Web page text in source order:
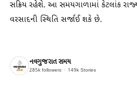
સક્રિય રહેશે. આ સમયગાળામાં કેટલાંક
વરસાદની સ્થિતિ સર્જાઈ શકે છે.
નવગુજરાત સમય
285k followers 149k Stories